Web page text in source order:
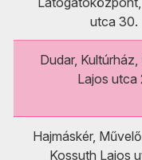
utca 30.
Dudar,
Lajos utca
Hajmáskér,
Kossuth Lajos